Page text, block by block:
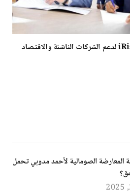
شراكة الصومال وiRise Hub لدعم الشركات الناشئة والاقتصاد
المعارضة الصومالية لأحمد مدوبي تحمل